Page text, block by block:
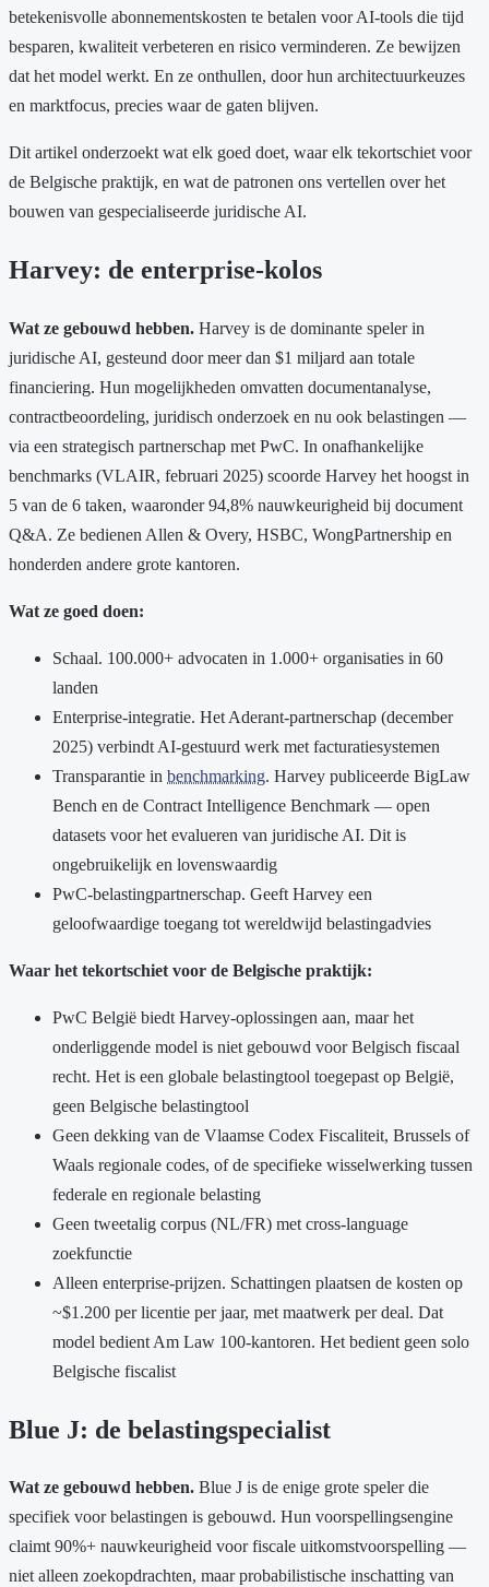
betekenisvolle abonnementskosten te betalen voor AI-tools die tijd
besparen, kwaliteit verbeteren en risico verminderen. Ze bewijzen
dat het model werkt. En ze onthullen, door hun architectuurkeuzes
en marktfocus, precies waar de gaten blijven.
Dit artikel onderzoekt wat elk goed doet, waar elk tekortschiet voor
de Belgische praktijk, en wat de patronen ons vertellen over het
bouwen van gespecialiseerde juridische AI.
Harvey: de enterprise-kolos
Wat ze gebouwd hebben. Harvey is de dominante speler in
juridische AI, gesteund door meer dan $1 miljard aan totale
financiering. Hun mogelijkheden omvatten documentanalyse,
contractbeoordeling, juridisch onderzoek en nu ook belastingen —
via een strategisch partnerschap met PwC. In onafhankelijke
benchmarks (VLAIR, februari 2025) scoorde Harvey het hoogst in
5 van de 6 taken, waaronder 94,8% nauwkeurigheid bij document
Q&A. Ze bedienen Allen & Overy, HSBC, WongPartnership en
honderden andere grote kantoren.
Wat ze goed doen:
Schaal. 100.000+ advocaten in 1.000+ organisaties in 60
landen
Enterprise-integratie. Het Aderant-partnerschap (december
2025) verbindt AI-gestuurd werk met facturatiesystemen
Transparantie in benchmarking. Harvey publiceerde BigLaw
Bench en de Contract Intelligence Benchmark — open
datasets voor het evalueren van juridische AI. Dit is
ongebruikelijk en lovenswaardig
PwC-belastingpartnerschap. Geeft Harvey een
geloofwaardige toegang tot wereldwijd belastingadvies
Waar het tekortschiet voor de Belgische praktijk:
PwC België biedt Harvey-oplossingen aan, maar het
onderliggende model is niet gebouwd voor Belgisch fiscaal
recht. Het is een globale belastingtool toegepast op België,
geen Belgische belastingtool
Geen dekking van de Vlaamse Codex Fiscaliteit, Brussels of
Waals regionale codes, of de specifieke wisselwerking tussen
federale en regionale belasting
Geen tweetalig corpus (NL/FR) met cross-language
zoekfunctie
Alleen enterprise-prijzen. Schattingen plaatsen de kosten op
~$1.200 per licentie per jaar, met maatwerk per deal. Dat
model bedient Am Law 100-kantoren. Het bedient geen solo
Belgische fiscalist
Blue J: de belastingspecialist
Wat ze gebouwd hebben. Blue J is de enige grote speler die
specifiek voor belastingen is gebouwd. Hun voorspellingsengine
claimt 90%+ nauwkeurigheid voor fiscale uitkomstvoorspelling —
niet alleen zoekopdrachten, maar probabilistische inschatting van